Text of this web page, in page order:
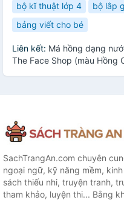
bộ kĩ thuật lớp 4
bộ lắp
bảng viết cho bé
Liên kết: Má hồng dạng
The Face Shop (màu Hồng
SachTrangAn.com chuyên
ngoại ngữ, kỹ năng mềm,
sách thiếu nhi, truyện tranh,
tham khảo, luyện thi... Bằng